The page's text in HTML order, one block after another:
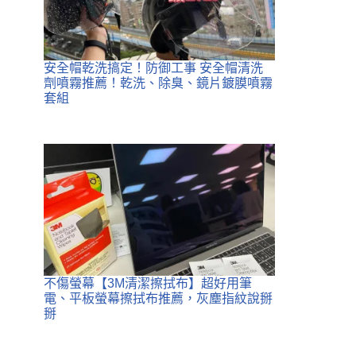
安全帽乾洗搞定！防御工事 安全帽清洗
劑噴霧推薦！乾洗、除臭、鏡片鍍膜噴霧
套組
不傷螢幕【3M清潔擦拭布】超好用筆
電、平板螢幕擦拭布推薦，灰塵指紋說掰
掰